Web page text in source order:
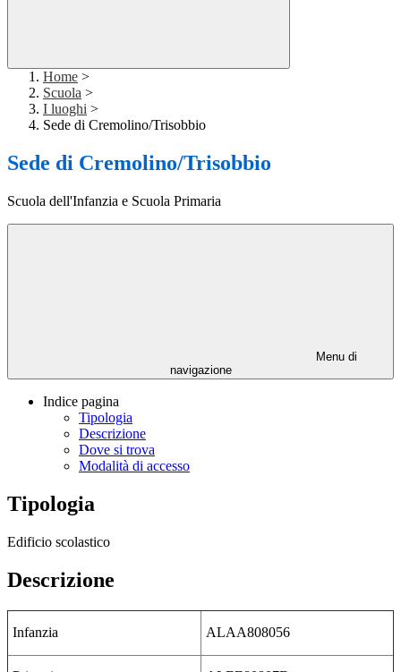
Home >
Scuola >
I luoghi >
Sede di Cremolino/Trisobbio
Sede di Cremolino/Trisobbio
Scuola dell'Infanzia e Scuola Primaria
Menu di
navigazione
Indice pagina
Tipologia
Descrizione
Dove si trova
Modalità di accesso
Tipologia
Edificio scolastico
Descrizione
Infanzia ALAA808056